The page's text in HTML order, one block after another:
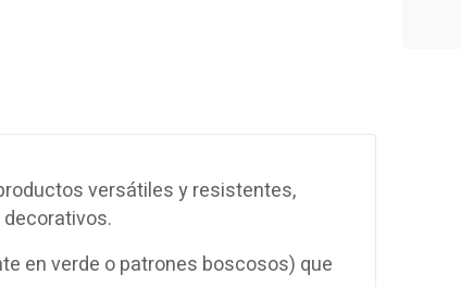
versátiles y resistentes,
en verde o patrones boscosos) que